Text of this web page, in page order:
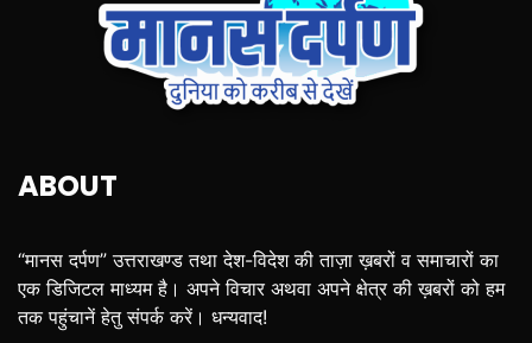
ABOUT
“मानस दर्पण” उत्तराखण्ड तथा देश-विदेश की ताज़ा ख़बरों व समाचारों का
एक डिजिटल माध्यम है। अपने विचार अथवा अपने क्षेत्र की ख़बरों को हम
तक पहुंचानें हेतु संपर्क करें। धन्यवाद!